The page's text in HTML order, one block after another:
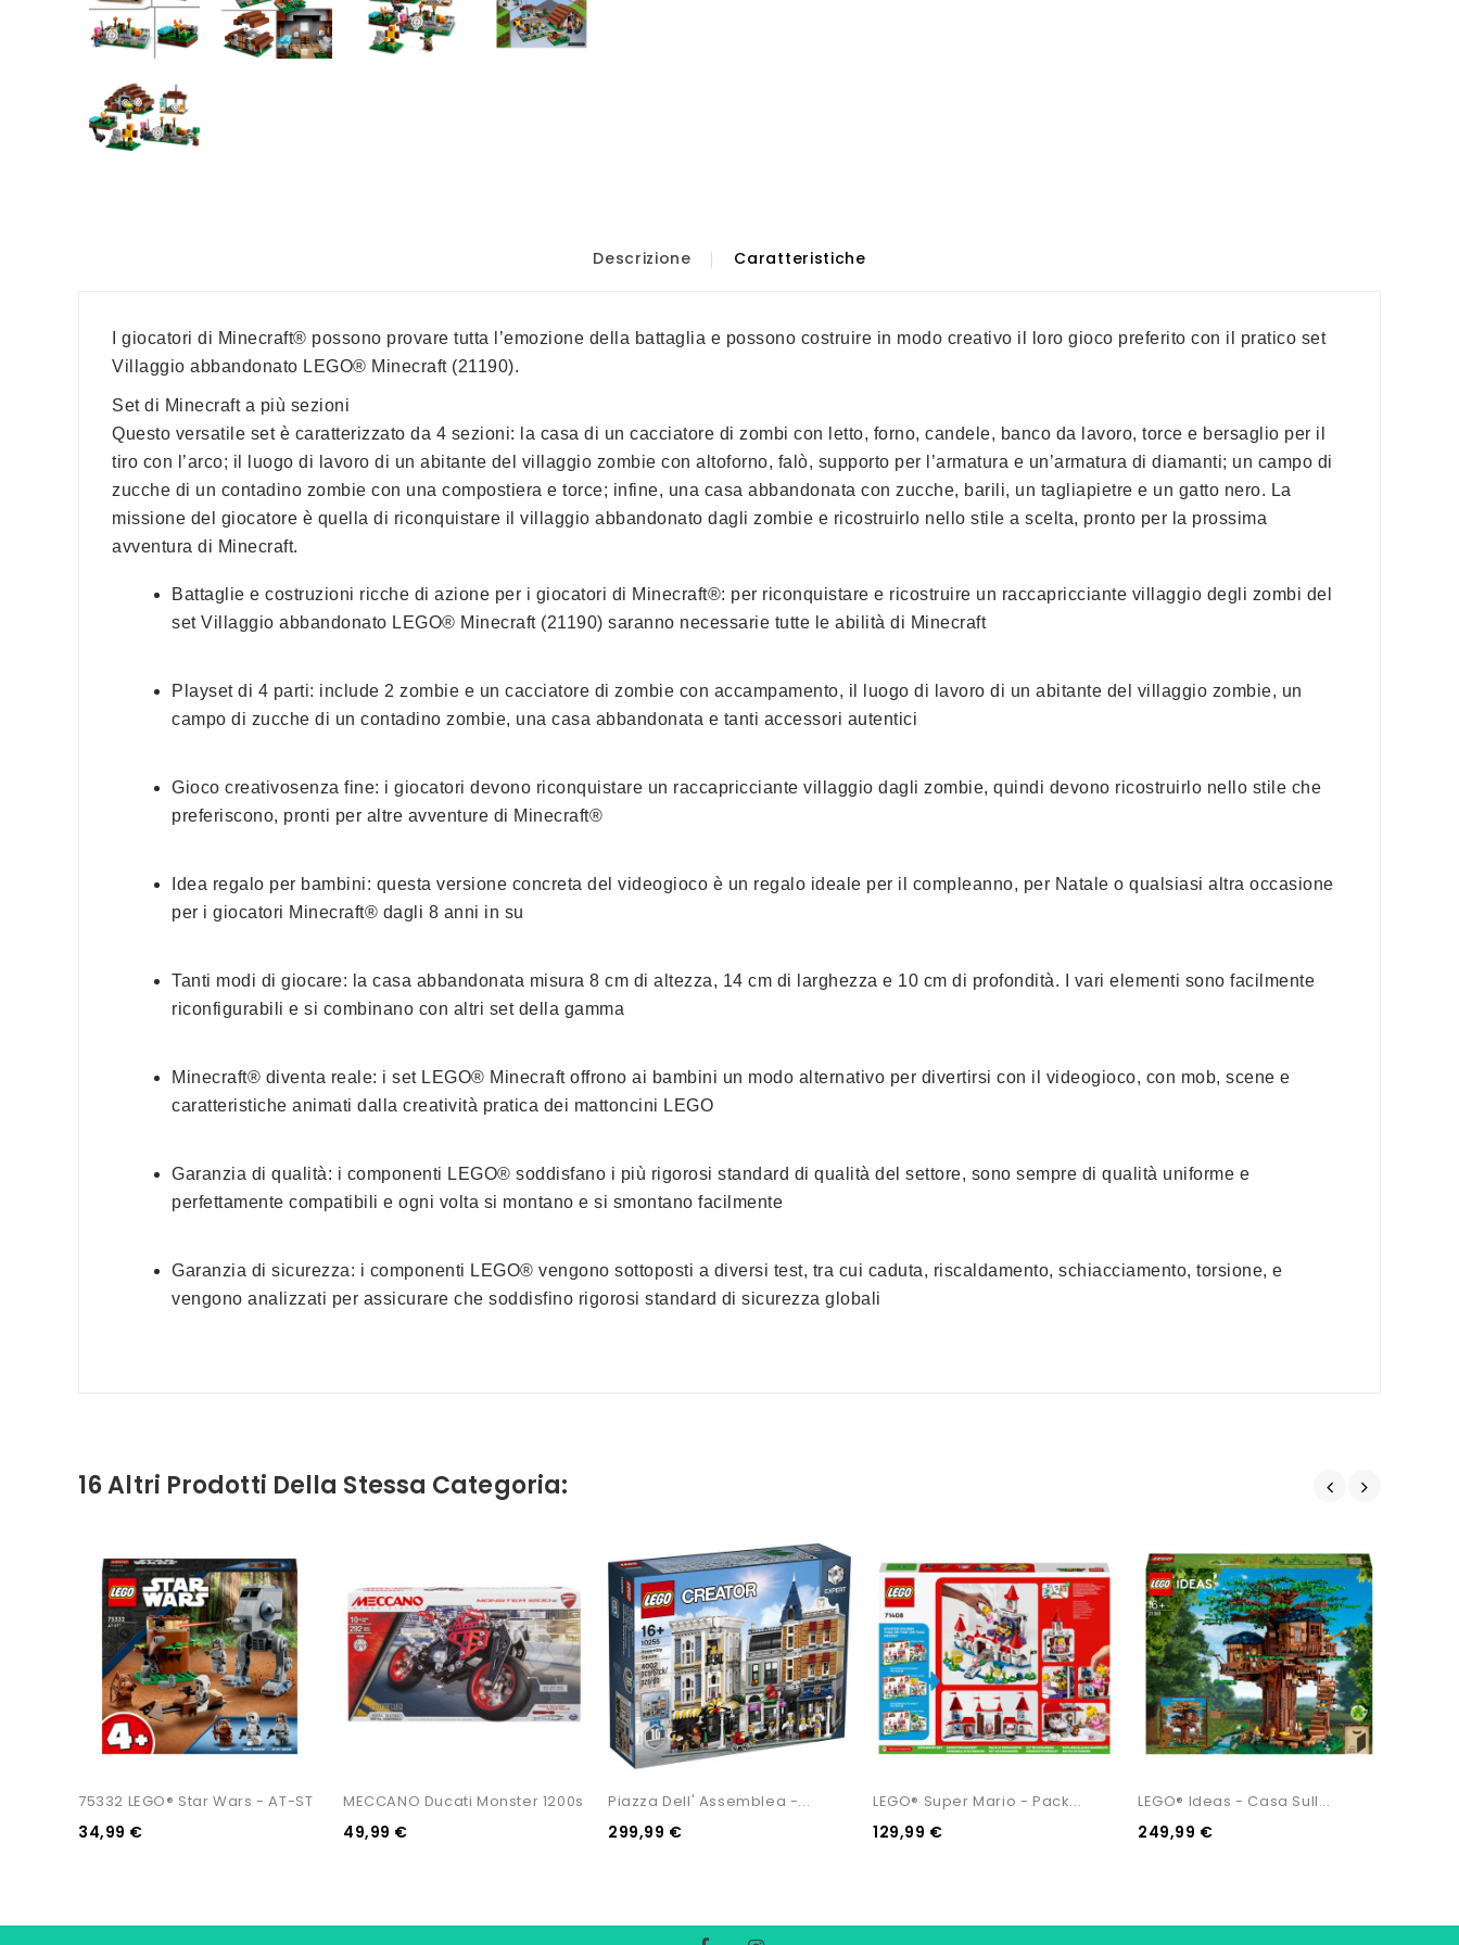
Descrizione Caratteristiche
I giocatori di Minecraft® possono provare tutta l’emozione della battaglia e possono costruire in modo creativo il loro gioco preferito con il pratico set
Villaggio abbandonato LEGO® Minecraft (21190).
Set di Minecraft a più sezioni
Questo versatile set è caratterizzato da 4 sezioni: la casa di un cacciatore di zombi con letto, forno, candele, banco da lavoro, torce e bersaglio per il
tiro con l’arco; il luogo di lavoro di un abitante del villaggio zombie con altoforno, falò, supporto per l’armatura e un’armatura di diamanti; un campo di
zucche di un contadino zombie con una compostiera e torce; infine, una casa abbandonata con zucche, barili, un tagliapietre e un gatto nero. La
missione del giocatore è quella di riconquistare il villaggio abbandonato dagli zombie e ricostruirlo nello stile a scelta, pronto per la prossima
avventura di Minecraft.
Battaglie e costruzioni ricche di azione per i giocatori di Minecraft®: per riconquistare e ricostruire un raccapricciante villaggio degli zombi del
set Villaggio abbandonato LEGO® Minecraft (21190) saranno necessarie tutte le abilità di Minecraft
Playset di 4 parti: include 2 zombie e un cacciatore di zombie con accampamento, il luogo di lavoro di un abitante del villaggio zombie, un
campo di zucche di un contadino zombie, una casa abbandonata e tanti accessori autentici
Gioco creativosenza fine: i giocatori devono riconquistare un raccapricciante villaggio dagli zombie, quindi devono ricostruirlo nello stile che
preferiscono, pronti per altre avventure di Minecraft®
Idea regalo per bambini: questa versione concreta del videogioco è un regalo ideale per il compleanno, per Natale o qualsiasi altra occasione
per i giocatori Minecraft® dagli 8 anni in su
Tanti modi di giocare: la casa abbandonata misura 8 cm di altezza, 14 cm di larghezza e 10 cm di profondità. I vari elementi sono facilmente
riconfigurabili e si combinano con altri set della gamma
Minecraft® diventa reale: i set LEGO® Minecraft offrono ai bambini un modo alternativo per divertirsi con il videogioco, con mob, scene e
caratteristiche animati dalla creatività pratica dei mattoncini LEGO
Garanzia di qualità: i componenti LEGO® soddisfano i più rigorosi standard di qualità del settore, sono sempre di qualità uniforme e
perfettamente compatibili e ogni volta si montano e si smontano facilmente
Garanzia di sicurezza: i componenti LEGO® vengono sottoposti a diversi test, tra cui caduta, riscaldamento, schiacciamento, torsione, e
vengono analizzati per assicurare che soddisfino rigorosi standard di sicurezza globali
16 Altri Prodotti Della Stessa Categoria:
75332 LEGO® Star Wars - AT-ST
34,99 €
MECCANO Ducati Monster 1200s
49,99 €
Piazza Dell' Assemblea -...
299,99 €
LEGO® Super Mario - Pack...
129,99 €
LEGO® Ideas - Casa Sull...
249,99 €